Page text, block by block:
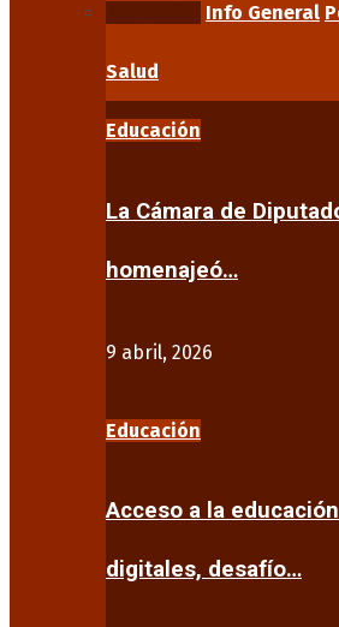
Info General
Salud
Educación
La Cámara de
homenajeó…
9 abril, 2026
Educación
Acceso a la
digitales, desafío…